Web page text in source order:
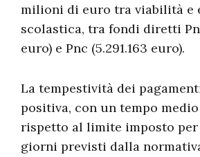
milioni di euro tra viabilità e
scolastica, tra fondi diretti
euro) e Pnc (5.291.163 euro).
La tempestività dei
positiva, con un tempo
rispetto al limite imposto per
giorni previsti dalla